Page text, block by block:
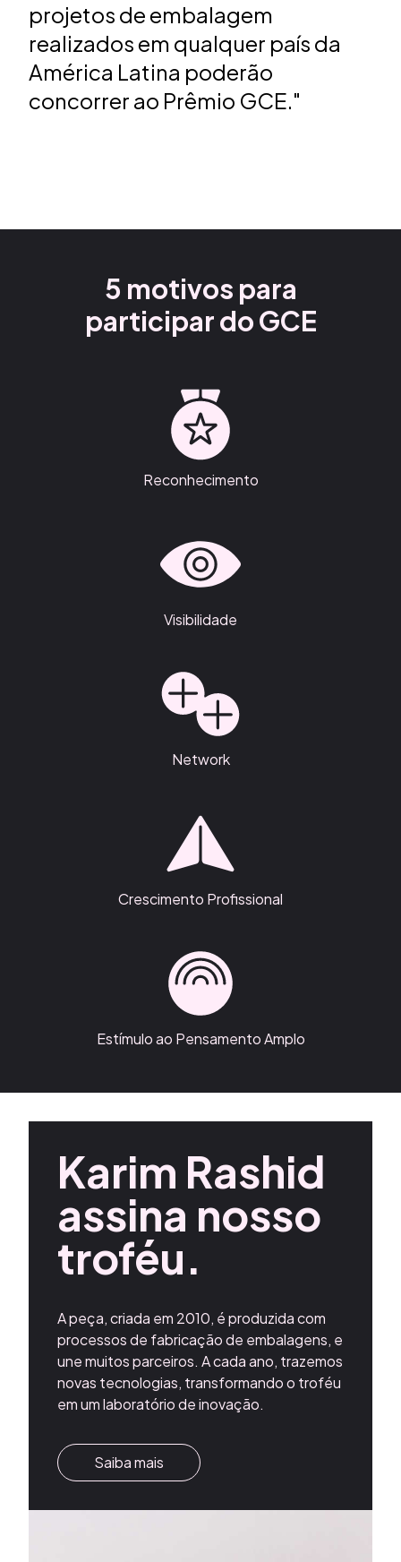
projetos de embalagem
realizados em qualquer país da
América Latina poderão
concorrer ao Prêmio GCE."
5 motivos para
participar do GCE
Reconhecimento
Visibilidade
Network
Crescimento Profissional
Estímulo ao Pensamento Amplo
Karim Rashid
assina nosso
troféu.
A peça, criada em 2010, é produzida com
processos de fabricação de embalagens, e
une muitos parceiros. A cada ano, trazemos
novas tecnologias, transformando o troféu
em um laboratório de inovação.
Saiba mais